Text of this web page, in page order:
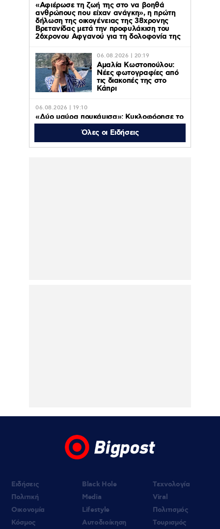
«Αφιέρωσε τη ζωή της στο να βοηθά
ανθρώπους που είχαν ανάγκη», η πρώτη
δήλωση της οικογένειας της 38χρονης
Βρετανίδας μετά την προφυλάκιση του
26χρονου Αφγανού για τη δολοφονία της
06.08.2026 | 20:19
Αμαλία Κωστοπούλου:
Νέες φωτογραφίες από
τις διακοπές της στο
Κάπρι
06.08.2026 | 19:10
«Δύο μαύρα πουκάμισα»: Κυκλοφόρησε το
πρώτο τρέϊλερ της νέας δραματικής σειράς
Όλες οι Ειδήσεις
Ειδήσεις
Πολιτική
Οικονομία
Κόσμος
Black Hole
Media
Lifestyle
Αυτοδιοίκηση
Τεχνολογία
Viral
Πολιτισμός
Τουρισμός